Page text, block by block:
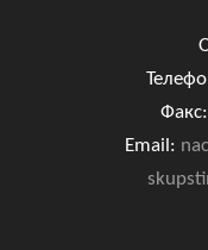
Email: